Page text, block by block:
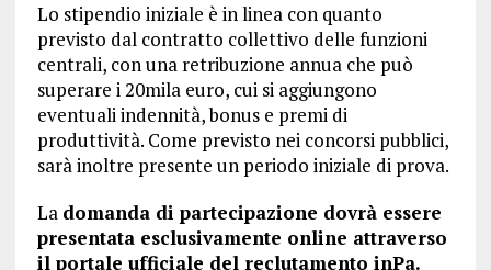
Lo stipendio iniziale è in linea con quanto
previsto dal contratto collettivo delle funzioni
centrali, con una retribuzione annua che può
superare i 20mila euro, cui si aggiungono
eventuali indennità, bonus e premi di
produttività. Come previsto nei concorsi pubblici,
sarà inoltre presente un periodo iniziale di prova.
La domanda di partecipazione dovrà essere
presentata esclusivamente online attraverso
il portale ufficiale del reclutamento inPa.